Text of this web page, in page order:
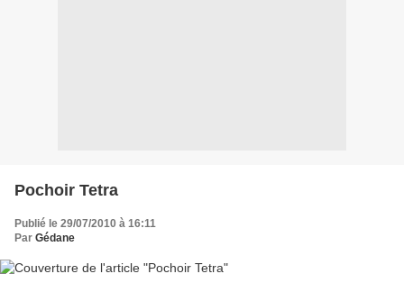
Pochoir Tetra
Publié le 29/07/2010 à 16:11
Par Gédane